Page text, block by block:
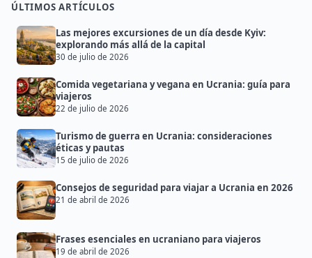
ÚLTIMOS ARTÍCULOS
Las mejores excursiones de un día desde Kyiv:
explorando más allá de la capital
30 de julio de 2026
Comida vegetariana y vegana en Ucrania: guía para
viajeros
22 de julio de 2026
Turismo de guerra en Ucrania: consideraciones
éticas y pautas
15 de julio de 2026
Consejos de seguridad para viajar a Ucrania en 2026
21 de abril de 2026
Frases esenciales en ucraniano para viajeros
19 de abril de 2026